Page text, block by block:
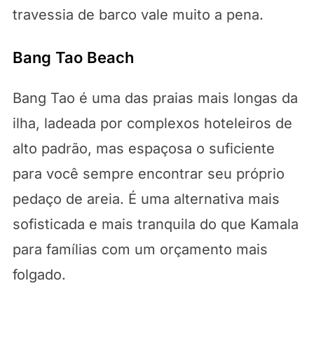
travessia de barco vale muito a pena.
Bang Tao Beach
Bang Tao é uma das praias mais longas da
ilha, ladeada por complexos hoteleiros de
alto padrão, mas espaçosa o suficiente
para você sempre encontrar seu próprio
pedaço de areia. É uma alternativa mais
sofisticada e mais tranquila do que Kamala
para famílias com um orçamento mais
folgado.